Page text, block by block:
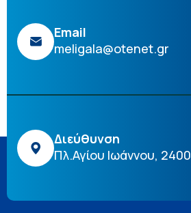
Email
meligala@otenet.gr
Διεύθυνση
Πλ.Αγίου Ιωάννου,